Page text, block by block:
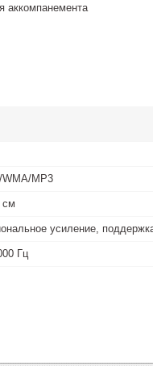
аккомпанемента
MP3
см
усиление,
Гц